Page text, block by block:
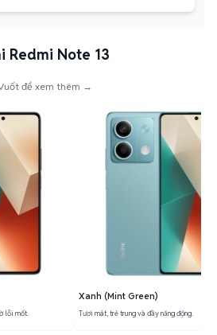
Redmi Note 13
để xem thêm →
lỗi mốt.
Xanh (Mint Green)
Tươi mát, trẻ trung và đầy năng động.